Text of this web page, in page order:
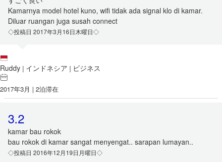
Kamarnya model hotel kuno, wifi tidak ada signal klo di kamar.
Diluar ruangan juga susah connect
◇投稿日 2017年3月16日木曜日◇
Ruddy | インドネシア | ビジネス
2017年3月 | 2泊滞在
3.2
kamar bau rokok
bau rokok di kamar sangat menyengat.. sarapan lumayan..
◇投稿日 2016年12月19日月曜日◇